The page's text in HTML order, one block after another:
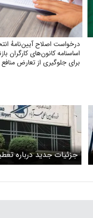
درخواست اصلاح آیین‌نامهٔ
اساسنامه کانون‌های کارگران
برای جلوگیری از تعارض منافع
جزئیات جدید درباره
فرودگاه‌ها فردا دوشنبه 15 تیر